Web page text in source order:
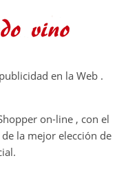
en la Web .
on-line , con el
la mejor elección de